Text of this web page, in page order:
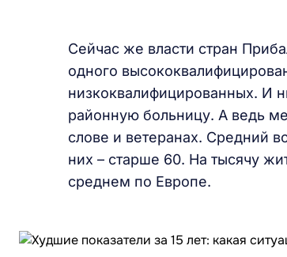
Сейчас же власти стран
одного
низкоквалифицированных. И
районную больницу. А ведь
слове и ветеранах. Средний
них – старше 60. На тысячу
среднем по Европе.